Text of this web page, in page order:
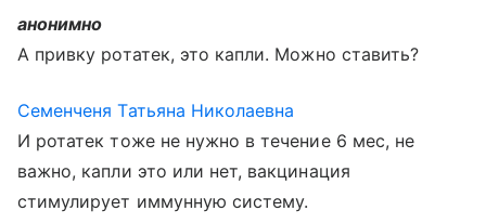
анонимно
А привку ротатек, это капли. Можно ставить?
Семенченя Татьяна Николаевна
И ротатек тоже не нужно в течение 6 мес, не
важно, капли это или нет, вакцинация
стимулирует иммунную систему.